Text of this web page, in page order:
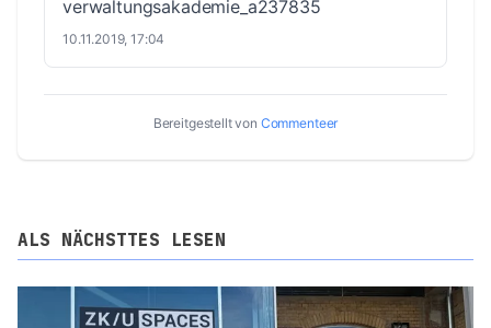
verwaltungsakademie_a237835
10.11.2019, 17:04
Bereitgestellt von Commenteer
ALS NÄCHSTTES LESEN